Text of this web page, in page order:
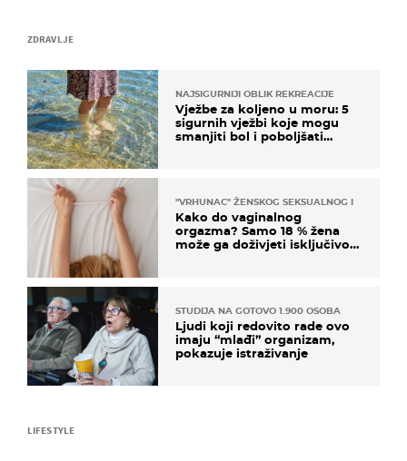
ZDRAVLJE
NAJSIGURNIJI OBLIK REKREACIJE
Vježbe za koljeno u moru: 5
sigurnih vježbi koje mogu
smanjiti bol i poboljšati
"VRHUNAC" ŽENSKOG SEKSUALNOG ISKUSTVA
Kako do vaginalnog
orgazma? Samo 18 % žena
može ga doživjeti isključivo
STUDIJA NA GOTOVO 1.900 OSOBA
Ljudi koji redovito rade ovo
imaju “mlađi” organizam,
pokazuje istraživanje
LIFESTYLE